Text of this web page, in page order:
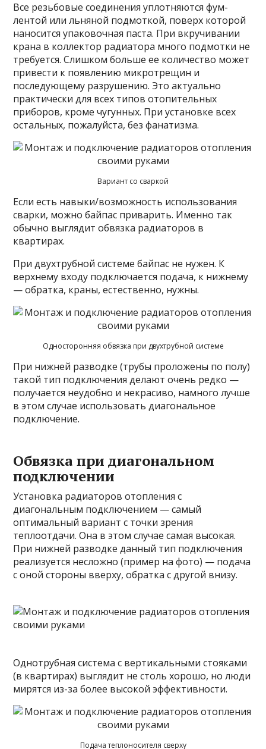
Все резьбовые соединения уплотняются фум-
лентой или льняной подмоткой, поверх которой
наносится упаковочная паста. При вкручивании
крана в коллектор радиатора много подмотки не
требуется. Слишком больше ее количество может
привести к появлению микротрещин и
последующему разрушению. Это актуально
практически для всех типов отопительных
приборов, кроме чугунных. При установке всех
остальных, пожалуйста, без фанатизма.
Вариант со сваркой
Если есть навыки/возможность использования
сварки, можно байпас приварить. Именно так
обычно выглядит обвязка радиаторов в
квартирах.
При двухтрубной системе байпас не нужен. К
верхнему входу подключается подача, к нижнему
— обратка, краны, естественно, нужны.
Односторонняя обвязка при двухтрубной системе
При нижней разводке (трубы проложены по полу)
такой тип подключения делают очень редко —
получается неудобно и некрасиво, намного лучше
в этом случае использовать диагональное
подключение.
Обвязка при диагональном
подключении
Установка радиаторов отопления с
диагональным подключением — самый
оптимальный вариант с точки зрения
теплоотдачи. Она в этом случае самая высокая.
При нижней разводке данный тип подключения
реализуется несложно (пример на фото) — подача
с оной стороны вверху, обратка с другой внизу.
Однотрубная система с вертикальными стояками
(в квартирах) выглядит не столь хорошо, но люди
мирятся из-за более высокой эффективности.
Подача теплоносителя сверху